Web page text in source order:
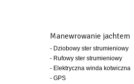
Manewrowanie jachtem
- Dziobowy ster strumieniowy
- Rufowy ster strumieniowy
- Elektryczna winda kotwiczna
- GPS